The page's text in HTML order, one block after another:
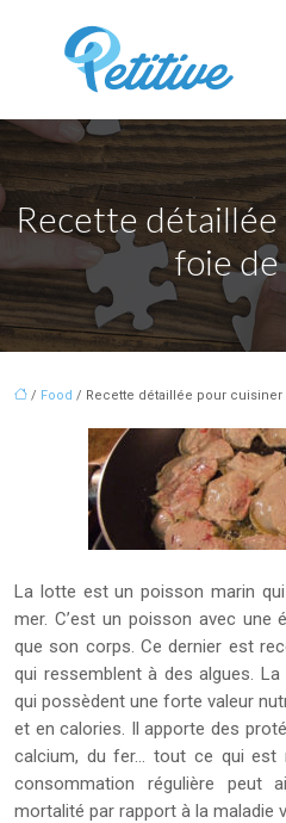
Recette
foie
/ Food / Recette détaillée pour cuisiner
La lotte est un poisson marin
mer. C’est un poisson avec une
que son corps. Ce dernier est
qui ressemblent à des algues.
qui possèdent une forte valeur
et en calories. Il apporte des
calcium, du fer… tout ce qui est
consommation régulière peut
mortalité par rapport à la maladie